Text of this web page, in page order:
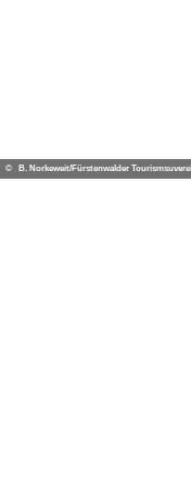
© B. Norkeweit/Fürstenwalder